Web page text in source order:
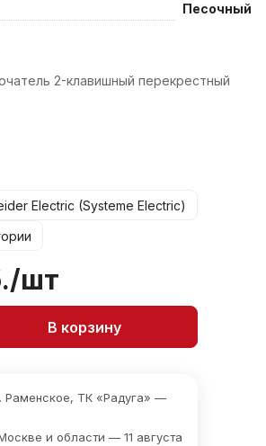
Песочный
2-клавишный перекрестный
Electric (Systeme Electric)
шт
В корзину
Раменское, ТК «Радуга» —
и области — 11 августа